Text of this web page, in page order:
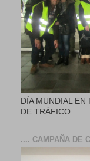
DÍA MUNDIAL
DE TRÁFICO
.... CAMPAÑA DE